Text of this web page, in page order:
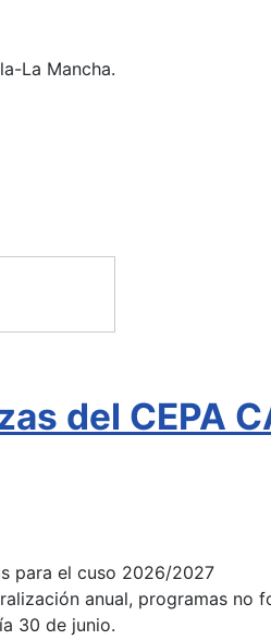
La Mancha.
del CEPA
para el cuso 2026/2027
anual, programas no
30 de junio.